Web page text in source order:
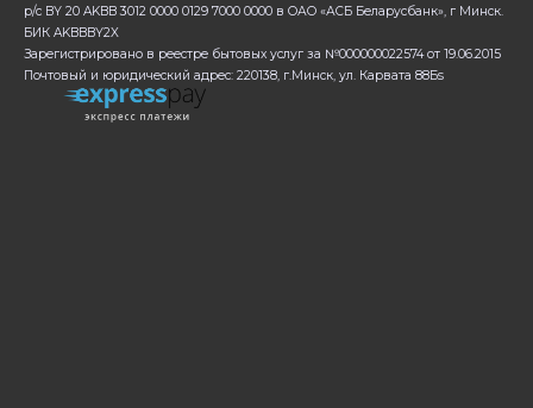
р/с BY 20 AKBB 3012 0000 0129 7000 0000 в ОАО «АСБ Беларусбанк», г Минск.
БИК AKBBBY2X
Зарегистрировано в реестре бытовых услуг за №000000022574 от 19.06.2015
Почтовый и юридический адрес: 220138, г.Минск, ул. Карвата 88Бs